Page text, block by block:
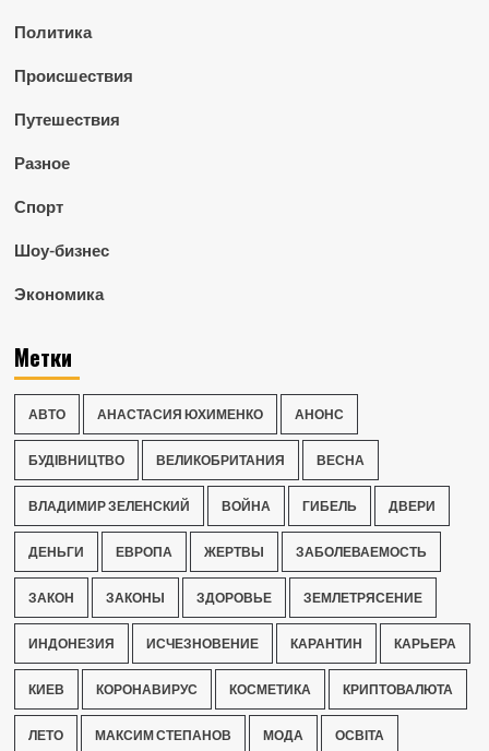
Политика
Происшествия
Путешествия
Разное
Спорт
Шоу-бизнес
Экономика
Метки
АВТО АНАСТАСИЯ ЮХИМЕНКО АНОНС
БУДІВНИЦТВО ВЕЛИКОБРИТАНИЯ ВЕСНА
ВЛАДИМИР ЗЕЛЕНСКИЙ ВОЙНА ГИБЕЛЬ ДВЕРИ
ДЕНЬГИ ЕВРОПА ЖЕРТВЫ ЗАБОЛЕВАЕМОСТЬ
ЗАКОН ЗАКОНЫ ЗДОРОВЬЕ ЗЕМЛЕТРЯСЕНИЕ
ИНДОНЕЗИЯ ИСЧЕЗНОВЕНИЕ КАРАНТИН КАРЬЕРА
КИЕВ КОРОНАВИРУС КОСМЕТИКА КРИПТОВАЛЮТА
ЛЕТО МАКСИМ СТЕПАНОВ МОДА ОСВІТА